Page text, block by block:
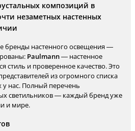
композиций в
незаметных настенных
бренды настенного освещения —
Paulmann— настенное
стиль и проверенное качество. Это
из огромного списка
у нас. Полный перечень
светильников — каждый бренд уже
и мире.